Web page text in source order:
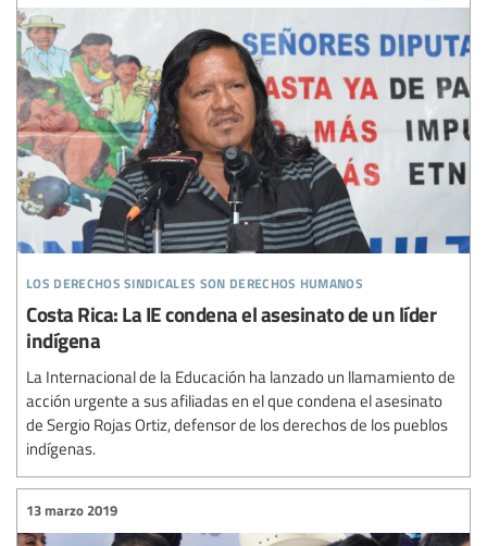
los derechos sindicales son derechos humanos
Costa Rica: La IE condena el asesinato de un líder
indígena
La Internacional de la Educación ha lanzado un llamamiento de
acción urgente a sus afiliadas en el que condena el asesinato
de Sergio Rojas Ortiz, defensor de los derechos de los pueblos
indígenas.
13 marzo 2019